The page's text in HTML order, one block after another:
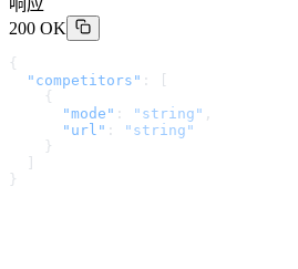
响应
200 OK
{
  "competitors"
: [
    {
      "mode"
: "string" ,
      "url"
:
"string"
    }
}